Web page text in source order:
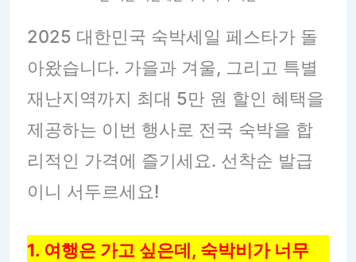
2025 대한민국 숙박세일 페스타가 돌
아왔습니다. 가을과 겨울, 그리고 특별
재난지역까지 최대 5만 원 할인 혜택을
제공하는 이번 행사로 전국 숙박을 합
리적인 가격에 즐기세요. 선착순 발급
이니 서두르세요!
1. 여행은 가고 싶은데, 숙박비가 너무